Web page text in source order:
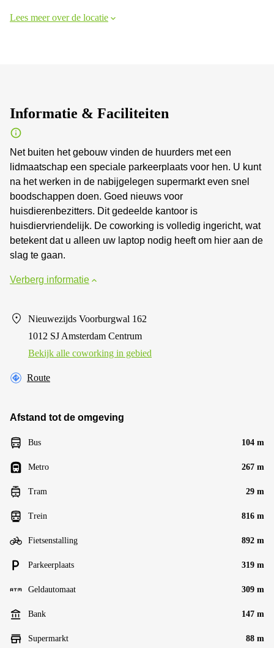
Lees meer over de locatie
Informatie & Faciliteiten
Net buiten het gebouw vinden de huurders met een
lidmaatschap een speciale parkeerplaats voor hen. U kunt
na het werken in de nabijgelegen supermarkt even snel
boodschappen doen. Goed nieuws voor
huisdierenbezitters. Dit gedeelde kantoor is
huisdiervriendelijk. De coworking is volledig ingericht, wat
betekent dat u alleen uw laptop nodig heeft om hier aan de
slag te gaan.
Verberg informatie
Nieuwezijds Voorburgwal 162
1012 SJ Amsterdam Centrum
Bekijk alle сoworking in gebied
Route
Afstand tot de omgeving
Bus 104 m
Metro 267 m
Tram 29 m
Trein 816 m
Fietsenstalling 892 m
Parkeerplaats 319 m
Geldautomaat 309 m
Bank 147 m
Supermarkt 88 m